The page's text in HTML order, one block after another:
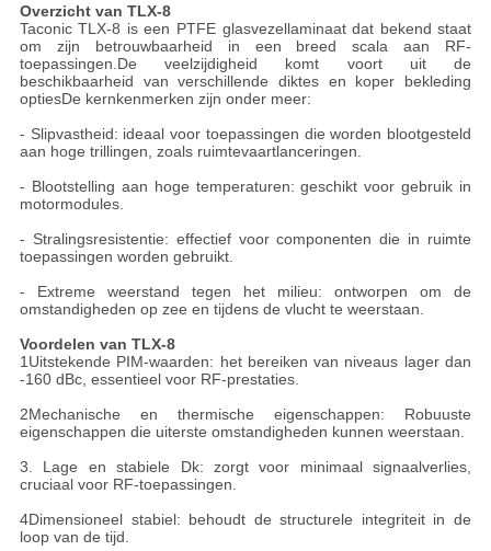
Overzicht van TLX-8
Taconic TLX-8 is een PTFE glasvezellaminaat dat bekend staat
om zijn betrouwbaarheid in een breed scala aan RF-
toepassingen.De veelzijdigheid komt voort uit de
beschikbaarheid van verschillende diktes en koper bekleding
optiesDe kernkenmerken zijn onder meer:
- Slipvastheid: ideaal voor toepassingen die worden blootgesteld
aan hoge trillingen, zoals ruimtevaartlanceringen.
- Blootstelling aan hoge temperaturen: geschikt voor gebruik in
motormodules.
- Stralingsresistentie: effectief voor componenten die in ruimte
toepassingen worden gebruikt.
- Extreme weerstand tegen het milieu: ontworpen om de
omstandigheden op zee en tijdens de vlucht te weerstaan.
Voordelen van TLX-8
1Uitstekende PIM-waarden: het bereiken van niveaus lager dan
-160 dBc, essentieel voor RF-prestaties.
2Mechanische en thermische eigenschappen: Robuuste
eigenschappen die uiterste omstandigheden kunnen weerstaan.
3. Lage en stabiele Dk: zorgt voor minimaal signaalverlies,
cruciaal voor RF-toepassingen.
4Dimensioneel stabiel: behoudt de structurele integriteit in de
loop van de tijd.